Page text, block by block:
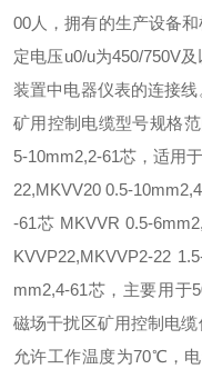
00人，拥有的生产设备
定电压u0/u为450/750V
装置中电器仪表的连接
矿用控制电缆型号规格
5-10mm2,2-61芯，适用
22,MKVV20 0.5-
-61芯 MKVVR 0.5-
KVVP22,MKVVP2-22
mm2,4-61芯，主要用于
磁场干扰区矿用控制电
允许工作温度为70℃，